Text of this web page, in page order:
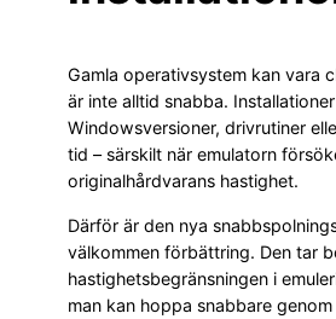
Gamla operativsystem kan vara
är inte alltid snabba.
Windowsversioner, drivrutiner
tid – särskilt när emulatorn
originalhårdvarans hastighet.
Därför är den nya
välkommen förbättring. Den tar
hastighetsbegränsningen i
man kan hoppa snabbare genom